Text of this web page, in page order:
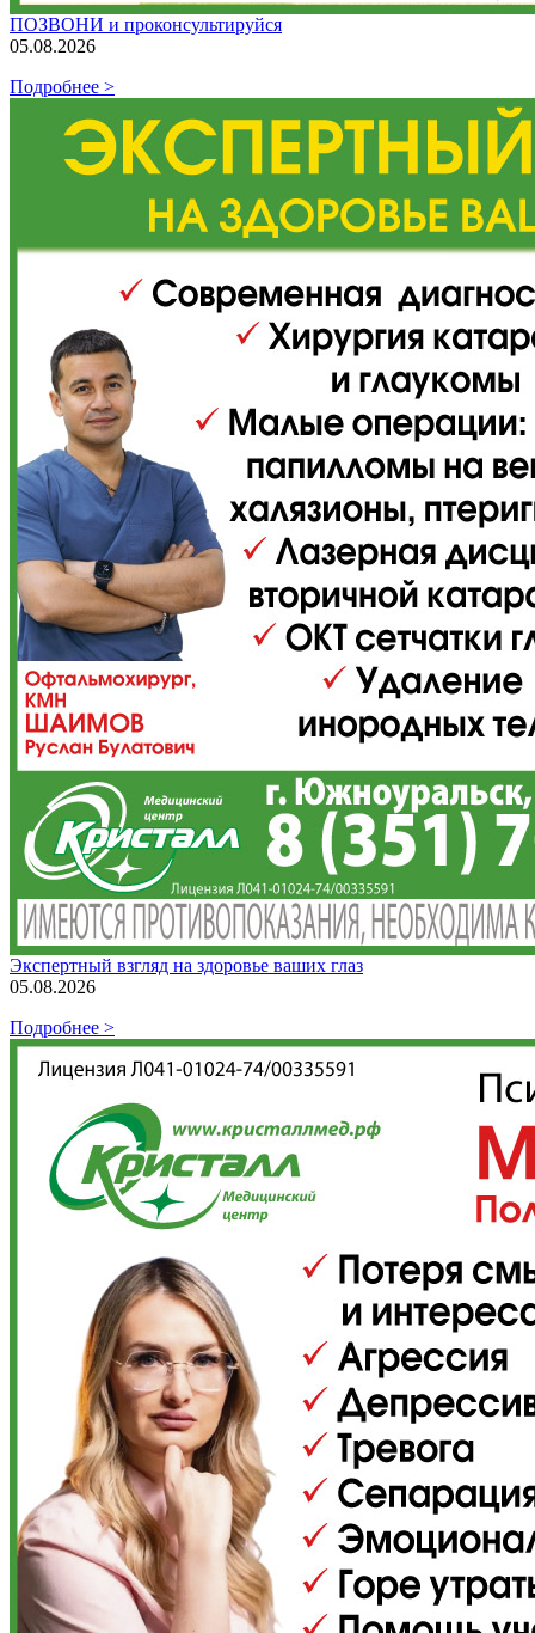
ПОЗВОНИ и проконсультируйся
05.08.2026
Подробнее >
Экспертный взгляд на здоровье ваших глаз
05.08.2026
Подробнее >